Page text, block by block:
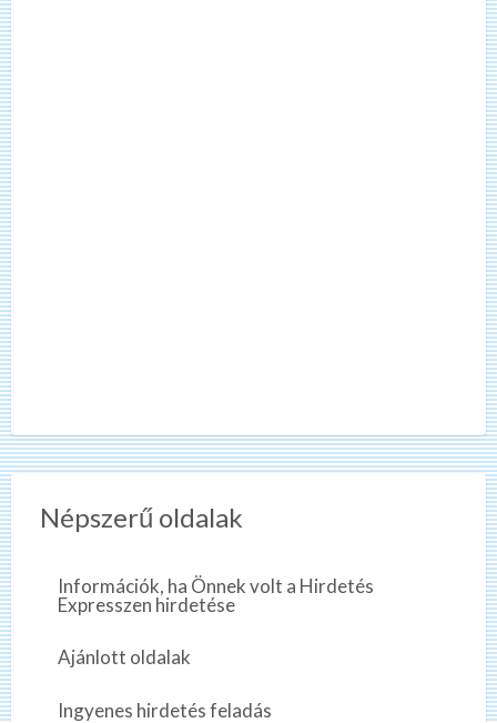
Népszerű oldalak
Információk, ha Önnek volt a Hirdetés
Expresszen hirdetése
Ajánlott oldalak
Ingyenes hirdetés feladás